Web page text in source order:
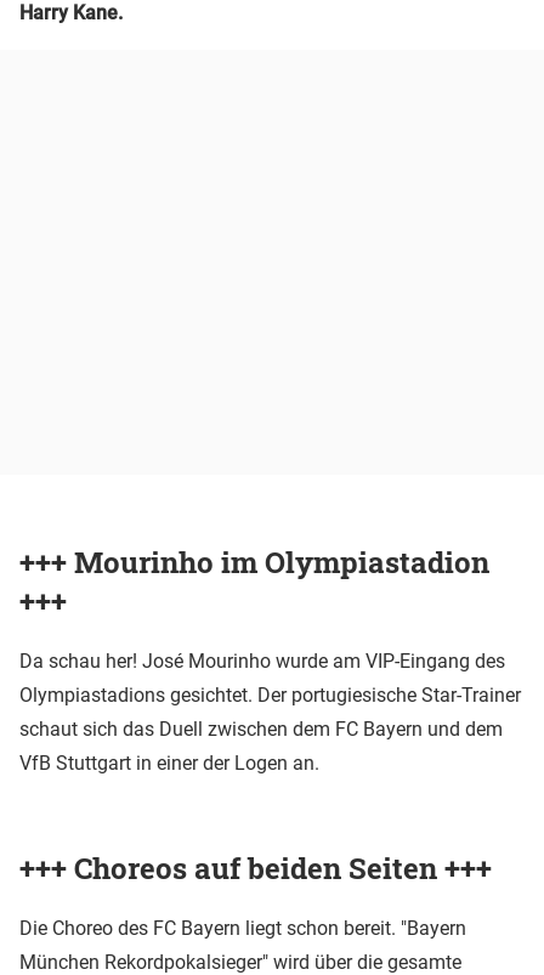
Harry Kane.
+++ Mourinho im Olympiastadion
+++
Da schau her! José Mourinho wurde am VIP-Eingang des
Olympiastadions gesichtet. Der portugiesische Star-Trainer
schaut sich das Duell zwischen dem FC Bayern und dem
VfB Stuttgart in einer der Logen an.
+++ Choreos auf beiden Seiten +++
Die Choreo des FC Bayern liegt schon bereit. "Bayern
München Rekordpokalsieger" wird über die gesamte